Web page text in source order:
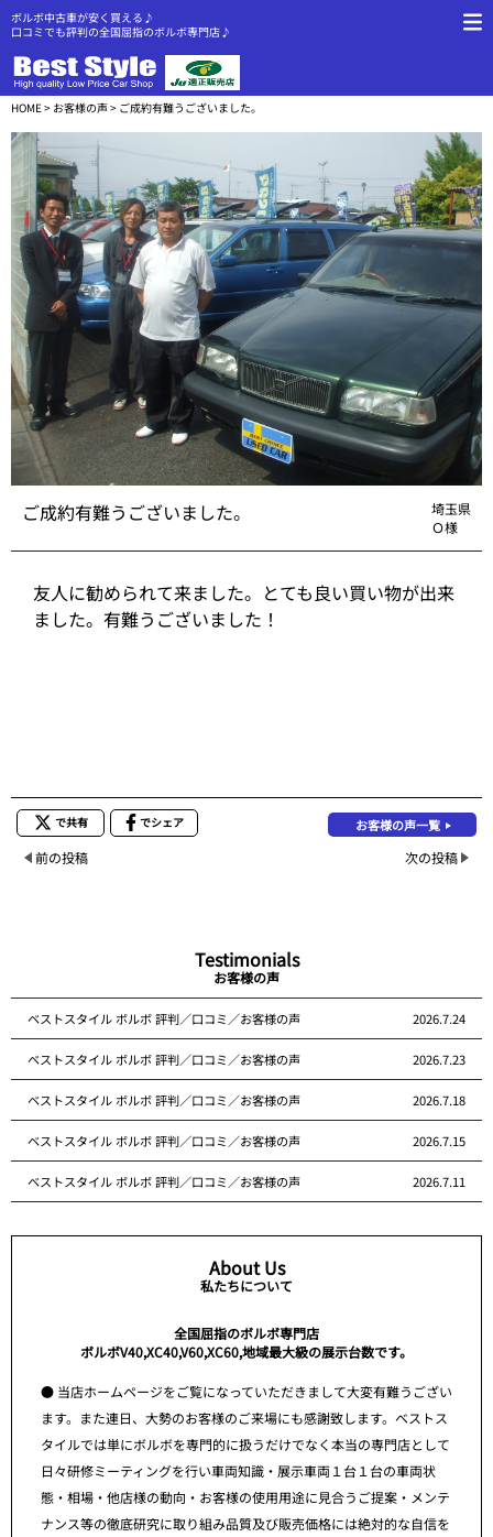
ボルボ中古車が安く買える♪
口コミでも評判の全国屈指のボルボ専門店♪
HOME> お客様の声> ご成約有難うございました。
ご成約有難うございました。
埼玉県
Ｏ様
友人に勧められて来ました。とても良い買い物が出来
ました。有難うございました！
で共有 でシェア お客様の声一覧
前の投稿 次の投稿
Testimonials
お客様の声
ベストスタイル ボルボ 評判／口コミ／お客様の声 2026.7.24
ベストスタイル ボルボ 評判／口コミ／お客様の声 2026.7.23
ベストスタイル ボルボ 評判／口コミ／お客様の声 2026.7.18
ベストスタイル ボルボ 評判／口コミ／お客様の声 2026.7.15
ベストスタイル ボルボ 評判／口コミ／お客様の声 2026.7.11
About Us
私たちについて
全国屈指のボルボ専門店
ボルボV40,XC40,V60,XC60,地域最大級の展示台数です。
● 当店ホームページをご覧になっていただきまして大変有難うござい
ます。また連日、大勢のお客様のご来場にも感謝致します。ベストス
タイルでは単にボルボを専門的に扱うだけでなく本当の専門店として
日々研修ミーティングを行い車両知識・展示車両１台１台の車両状
態・相場・他店様の動向・お客様の使用用途に見合うご提案・メンテ
ナンス等の徹底研究に取り組み品質及び販売価格には絶対的な自信を